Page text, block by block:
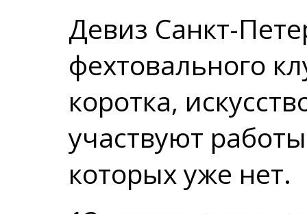
Девиз Санкт-
фехтовального
коротка,
участвуют
которых уже нет.